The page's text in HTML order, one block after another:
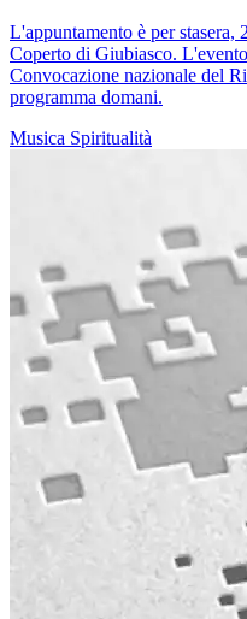
L'appuntamento è per stasera,
Coperto di Giubiasco.
Convocazione nazionale del
programma domani.
Musica Spiritualità